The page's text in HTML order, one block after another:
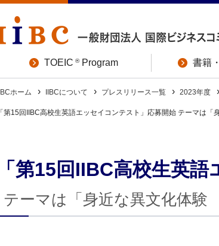
TOEIC ®Program 書籍
IIBCホーム IIBCについて プレスリリース一覧 2023年度
「第15回IIBC高校生英語エッセイコンテスト」応募開始 テーマは
「第15回IIBC高校生英
テーマは「身近な異文化体験